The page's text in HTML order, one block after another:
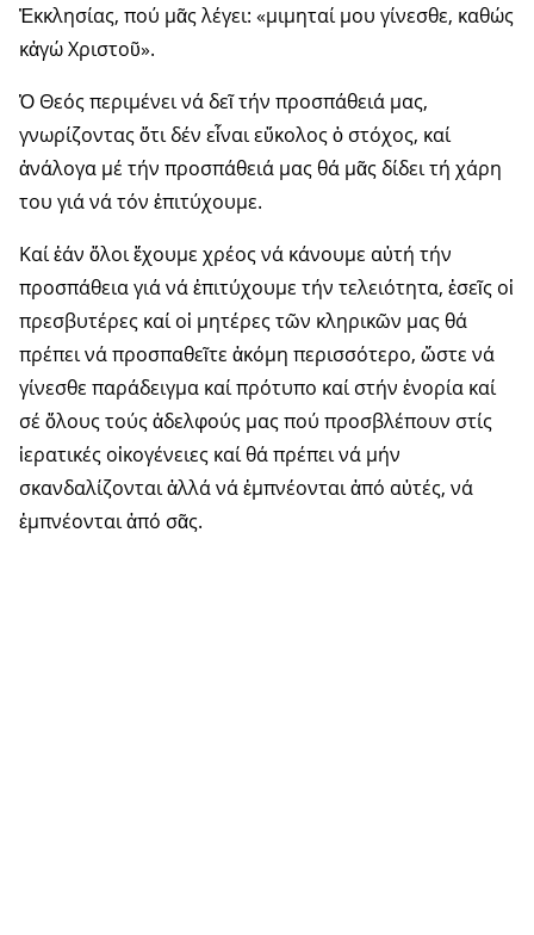
Ἐκκλησίας, πού μᾶς λέγει: «μιμηταί μου γίνεσθε, καθώς
κἀγώ Χριστοῦ».
Ὁ Θεός περιμένει νά δεῖ τήν προσπάθειά μας,
γνωρίζοντας ὅτι δέν εἶναι εὔκολος ὁ στόχος, καί
ἀνάλογα μέ τήν προσπάθειά μας θά μᾶς δίδει τή χάρη
του γιά νά τόν ἐπιτύχουμε.
Καί ἐάν ὅλοι ἔχουμε χρέος νά κάνουμε αὐτή τήν
προσπάθεια γιά νά ἐπιτύχουμε τήν τελειότητα, ἐσεῖς οἱ
πρεσβυτέρες καί οἱ μητέρες τῶν κληρικῶν μας θά
πρέπει νά προσπαθεῖτε ἀκόμη περισσότερο, ὥστε νά
γίνεσθε παράδειγμα καί πρότυπο καί στήν ἐνορία καί
σέ ὅλους τούς ἀδελφούς μας πού προσβλέπουν στίς
ἱερατικές οἰκογένειες καί θά πρέπει νά μήν
σκανδαλίζονται ἀλλά νά ἐμπνέονται ἀπό αὐτές, νά
ἐμπνέονται ἀπό σᾶς.